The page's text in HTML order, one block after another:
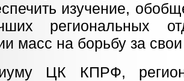
изучение,
региональных
масс на борьбу за
ЦК КПРФ,